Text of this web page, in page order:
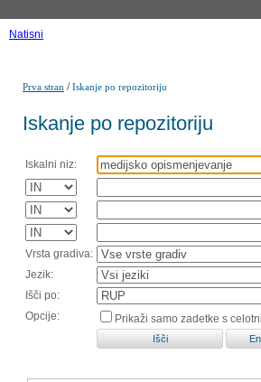
Natisni
Prva stran /Iskanje po repozitoriju
Iskanje po repozitoriju
Iskalni niz:
Vrsta gradiva:
Jezik:
Išči po:
Opcije:
Prikaži samo zadetke s